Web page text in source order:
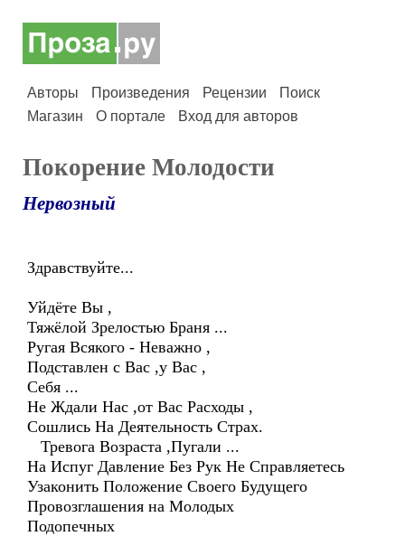
Авторы Произведения Рецензии
Поиск
Магазин
О портале Вход для авторов
Покорение Молодости
Нервозный
Здравствуйте...
Уйдёте Вы ,
Тяжёлой Зрелостью Браня ...
Ругая Всякого - Неважно ,
Подставлен с Вас ,у Вас ,
Себя ...
Не Ждали Нас ,от Вас Расходы ,
Сошлись На Деятельность Страх.
Тревога Возраста ,Пугали ...
На Испуг Давление Без Рук Не Справляетесь
Узаконить Положение Своего Будущего
Провозглашения на Молодых
Подопечных